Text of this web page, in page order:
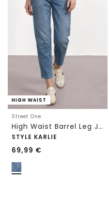
HIGH WAIST
Street One
High Waist Barrel Leg Jeans im Loose Fit
STYLE KARLIE
69,99 €